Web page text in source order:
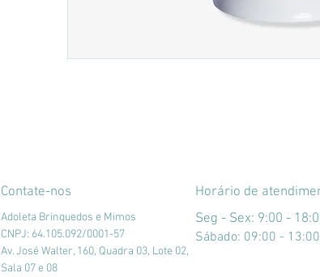
Contate-nos
Adoleta Brinquedos e Mimos
CNPJ: 64.105.092/0001-57
Av. José Walter, 160, Quadra 03, Lote 02,
Sala 07 e 08
Horário de
Seg - Sex: 9:00 -
​​Sábado: 09:00 - 13:00